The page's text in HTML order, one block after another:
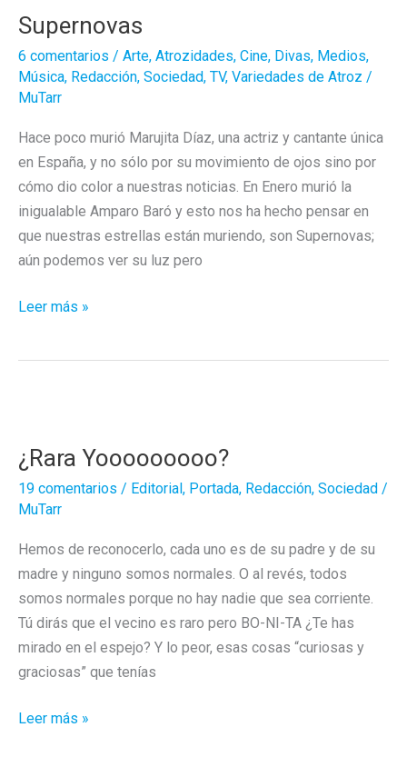
Supernovas
6 comentarios / Arte, Atrozidades, Cine, Divas, Medios,
Música, Redacción, Sociedad, TV, Variedades de Atroz /
MuTarr
Hace poco murió Marujita Díaz, una actriz y cantante única
en España, y no sólo por su movimiento de ojos sino por
cómo dio color a nuestras noticias. En Enero murió la
inigualable Amparo Baró y esto nos ha hecho pensar en
que nuestras estrellas están muriendo, son Supernovas;
aún podemos ver su luz pero
Supernovas
Leer más »
¿Rara Yooooooooo?
19 comentarios / Editorial, Portada, Redacción, Sociedad /
MuTarr
Hemos de reconocerlo, cada uno es de su padre y de su
madre y ninguno somos normales. O al revés, todos
somos normales porque no hay nadie que sea corriente.
Tú dirás que el vecino es raro pero BO-NI-TA ¿Te has
mirado en el espejo? Y lo peor, esas cosas “curiosas y
graciosas” que tenías
¿Rara
Leer más »